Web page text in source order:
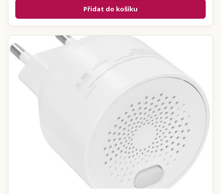
Přidat do košíku